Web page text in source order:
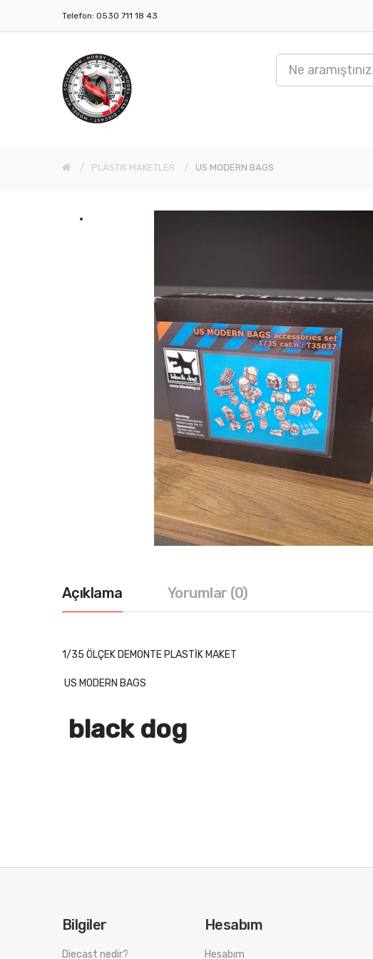
Telefon: 0530 711 18 43
PLASTIK MAKETLER US MODERN BAGS
Açıklama Yorumlar (0)
1/35 ÖLÇEK DEMONTE PLASTİK MAKET
US MODERN BAGS
black dog
Bilgiler
Diecast nedir?
Hesabım
Hesabım